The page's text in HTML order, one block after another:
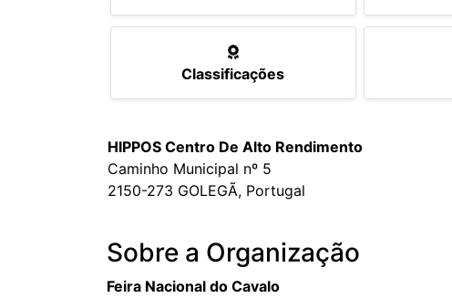
Classificações
HIPPOS Centro De Alto Rendimento
Caminho Municipal nº 5
2150-273 GOLEGÃ, Portugal
Sobre a Organização
Feira Nacional do Cavalo